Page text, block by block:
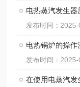
发布时间：
电热锅炉的操
发布时间：
在使用电蒸汽发